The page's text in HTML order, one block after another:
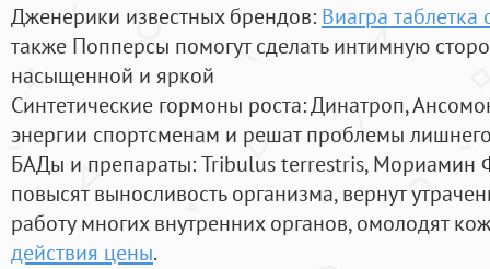
Дженерики известных брендов: Виагра таблетка
также Попперсы помогут сделать интимную
насыщенной и яркой
Синтетические гормоны роста: Динатроп,
энергии спортсменам и решат проблемы
БАДы и препараты:Tribulus terrestris, Мориамин
повысят выносливость организма, вернут
работу многих внутренних органов, омолодят
действия цены.